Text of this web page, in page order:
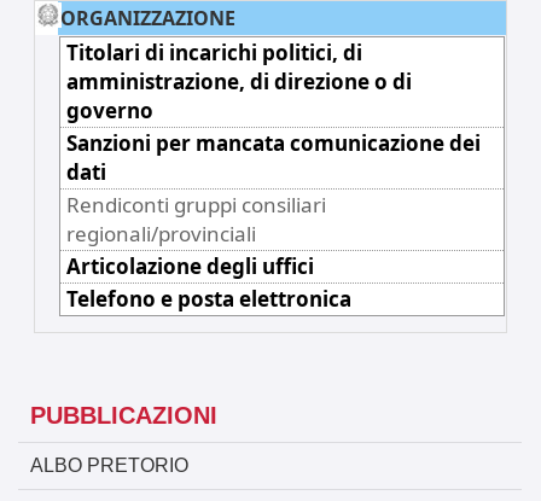
ORGANIZZAZIONE
Titolari di incarichi politici, di
amministrazione, di direzione o di
governo
Sanzioni per mancata comunicazione dei
dati
Rendiconti gruppi consiliari
regionali/provinciali
Articolazione degli uffici
Telefono e posta elettronica
PUBBLICAZIONI
ALBO PRETORIO